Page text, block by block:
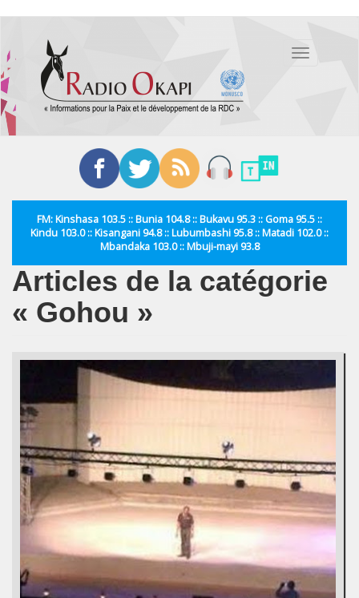
contenu
principal
Toggle
FM: Kinshasa 103.5 :: Bunia 104.8 :: Bukavu 95.3 :: Goma 95.5 ::
Kindu 103.0 :: Kisangani 94.8 :: Lubumbashi 95.8 :: Matadi 102.0 ::
Mbandaka 103.0 :: Mbuji-mayi 93.8
Articles de la catégorie
« Gohou »